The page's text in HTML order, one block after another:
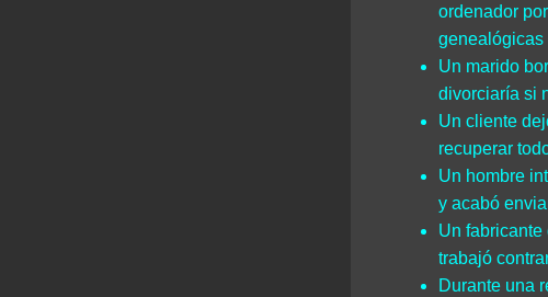
ordenador
genealógicas
Un marido
divorciaría si
Un cliente
recuperar
Un hombre
y acabó
Un
trabajó
Durante una